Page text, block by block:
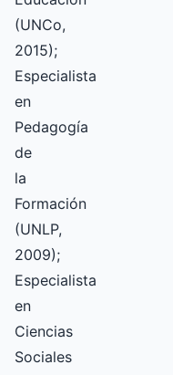
(UNCo,
2015);
Especialista
en
Pedagogía
de
la
Formación
(UNLP,
2009);
Especialista
en
Ciencias
Sociales